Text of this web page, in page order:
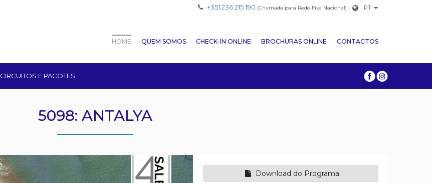
+351 236 215 190 (Chamada para Rede Fixa Nacional) | PT
HOME QUEM SOMOS CHECK-IN ONLINE BROCHURAS ONLINE CONTACTOS
CIRCUITOS E PACOTES
5098: ANTALYA
Download do Programa